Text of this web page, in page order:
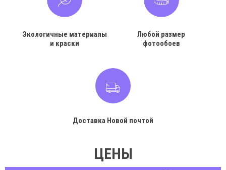
Экологичные материалы
и краски
Любой размер
фотообоев
Доставка Новой почтой
ЦЕНЫ